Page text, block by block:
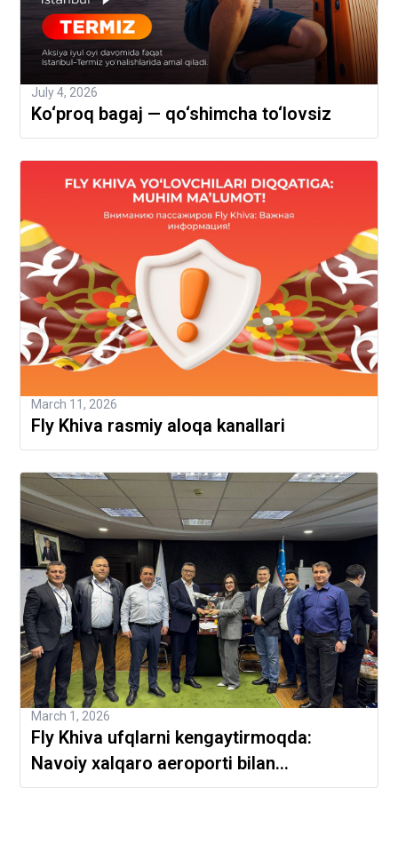
July 4, 2026
Ko‘proq bagaj — qo‘shimcha to‘lovsiz
March 11, 2026
Fly Khiva rasmiy aloqa kanallari
March 1, 2026
Fly Khiva ufqlarni kengaytirmoqda:
Navoiy xalqaro aeroporti bilan
shartnoma imzolandi